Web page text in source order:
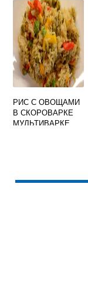
СМЕТАНОЙ
РИС С ОВОЩАМИ
В СКОРОВАРКЕ
МУЛЬТИВАРКЕ